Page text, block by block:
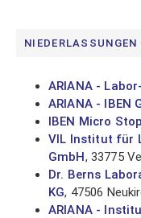
NIEDERLASSUNGEN
ARIANA -
ARIANA - IBEN
IBEN Micro
VIL Institut für
GmbH, 33775
Dr. Berns
KG, 47506
ARIANA -